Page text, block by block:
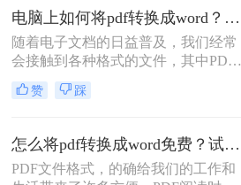
题。幸运的是，现在有一种简单而高
效的方法可以解决这个问题，那就是
将PDF文件转换为Word文件。本文将
为大家介绍pdf怎么转换成word方法，
下面一起看看吧。
电脑上如何将pdf转换成word？分享3种简单方法~
随着电子文档的日益普及，我们经常
会接触到各种格式的文件，其中PDF
和Word文档是最常见的两种格式。有
时候我们可能需要将PDF转换成
本文将介绍电脑上如何将pdf转换成
word方法，帮助你在电脑上快速将
PDF文档转换成可编辑的Word文档。
赞 踩
怎么将pdf转换成word免费？试试下面的几种方法！
PDF文件格式，的确给我们的工作和